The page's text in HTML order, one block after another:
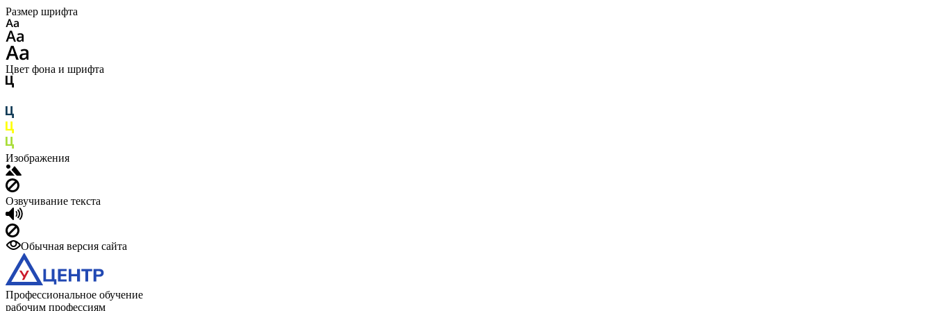
Размер шрифта
Цвет фона и шрифта
Изображения
Озвучивание текста
Обычная версия сайта
Профессиональное обучение
рабочим профессиям